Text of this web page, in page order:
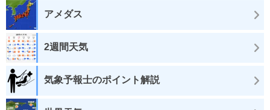
アメダス
2週間天気
気象予報士のポイント解説